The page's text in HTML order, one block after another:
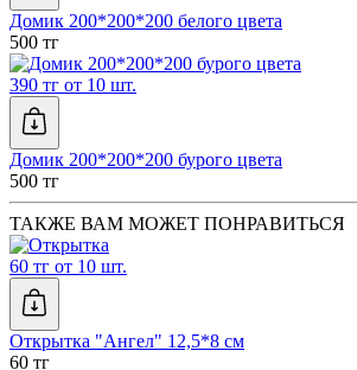
Домик 200*200*200 белого цвета
500 тг
390 тг от 10 шт.
Домик 200*200*200 бурого цвета
500 тг
ТАКЖЕ ВАМ МОЖЕТ ПОНРАВИТЬСЯ
60 тг от 10 шт.
Открытка "Ангел" 12,5*8 см
60 тг